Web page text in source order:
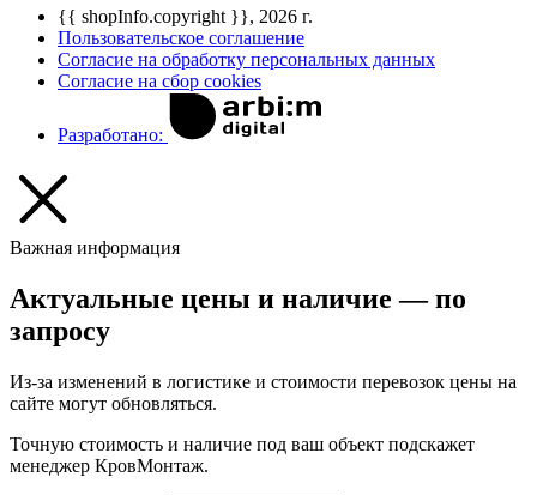
{{ shopInfo.copyright }}, 2026 г.
Пользовательское соглашение
Согласие на обработку персональных данных
Согласие на сбор cookies
Разработано:
Важная информация
Актуальные цены и наличие — по
запросу
Из-за изменений в логистике и стоимости перевозок цены на
сайте могут обновляться.
Точную стоимость и наличие под ваш объект подскажет
менеджер КровМонтаж.